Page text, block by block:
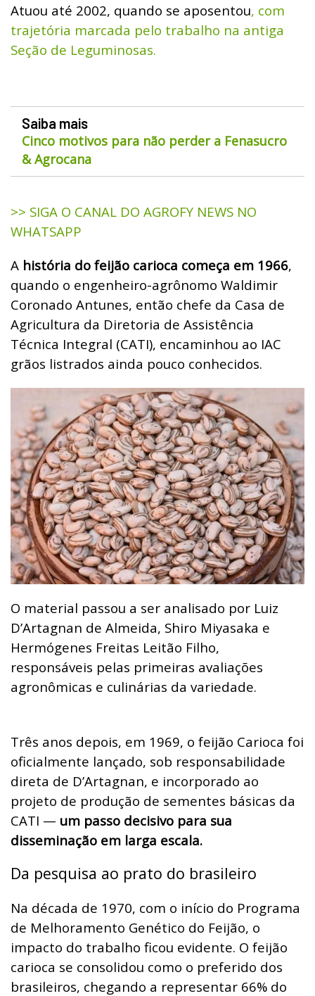
Atuou até 2002, quando se aposentou, com
trajetória marcada pelo trabalho na antiga
Seção de Leguminosas.
Saiba mais
Cinco motivos para não perder a Fenasucro
& Agrocana
>> SIGA O CANAL DO AGROFY NEWS NO
WHATSAPP
A história do feijão carioca começa em 1966,
quando o engenheiro-agrônomo Waldimir
Coronado Antunes, então chefe da Casa de
Agricultura da Diretoria de Assistência
Técnica Integral (CATI), encaminhou ao IAC
grãos listrados ainda pouco conhecidos.
O material passou a ser analisado por Luiz
D’Artagnan de Almeida, Shiro Miyasaka e
Hermógenes Freitas Leitão Filho,
responsáveis pelas primeiras avaliações
agronômicas e culinárias da variedade.
Três anos depois, em 1969, o feijão Carioca foi
oficialmente lançado, sob responsabilidade
direta de D’Artagnan, e incorporado ao
projeto de produção de sementes básicas da
CATI — um passo decisivo para sua
disseminação em larga escala.
Da pesquisa ao prato do brasileiro
Na década de 1970, com o início do Programa
de Melhoramento Genético do Feijão, o
impacto do trabalho ficou evidente. O feijão
carioca se consolidou como o preferido dos
brasileiros, chegando a representar 66% do